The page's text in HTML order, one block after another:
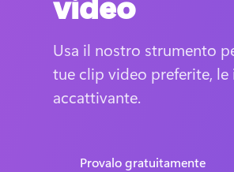
Usa il nostro strumento
tue clip video preferite,
accattivante.
Provalo gratuitamente